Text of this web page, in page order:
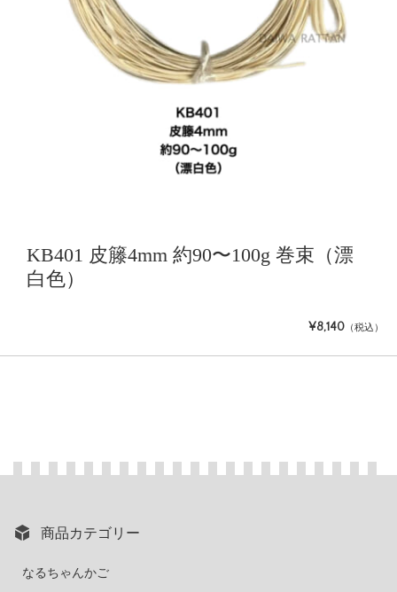
KB401 皮籐4mm 約90〜100g 巻束（漂
白色）
¥8,140 （税込）
商品カテゴリー
なるちゃんかご